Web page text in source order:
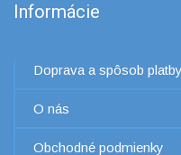
Informácie
Doprava a spôsob platby
O nás
Obchodné podmienky